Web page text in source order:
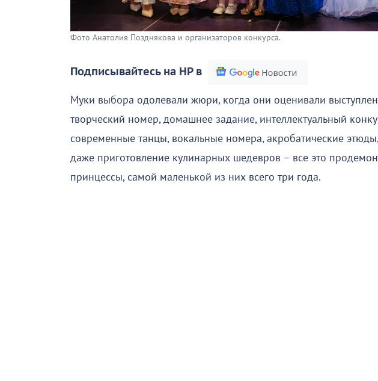
Фото Анатолия Позднякова и организаторов конкурса.
Подписывайтесь на НР в
Муки выбора одолевали жюри, когда они оценивали
творческий номер, домашнее задание, интеллектуальный
современные танцы, вокальные номера, акробатические
даже приготовление кулинарных шедевров – все это
принцессы, самой маленькой из них всего три года.